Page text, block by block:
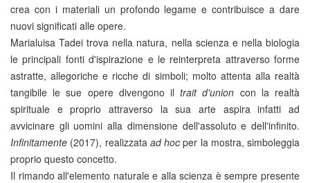
crea con i materiali un profondo legame e contribuisce a dare
nuovi significati alle opere.
Marialuisa Tadei trova nella natura, nella scienza e nella biologia
le principali fonti d'ispirazione e le reinterpreta attraverso forme
astratte, allegoriche e ricche di simboli; molto attenta alla realtà
tangibile le sue opere divengono iltrait d'union con la realtà
spirituale e proprio attraverso la sua arte aspira infatti ad
avvicinare gli uomini alla dimensione dell'assoluto e dell'infinito.
Infinitamente (2017), realizzata ad hoc per la mostra, simboleggia
proprio questo concetto.
Il rimando all'elemento naturale e alla scienza è sempre presente